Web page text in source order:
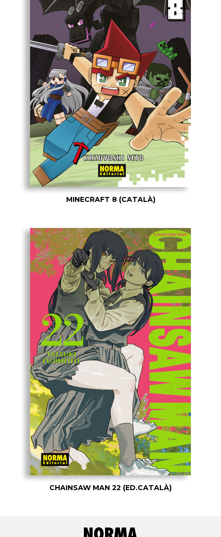
MINECRAFT 8 (CATALÀ)
CHAINSAW MAN 22 (ED.CATALÀ)